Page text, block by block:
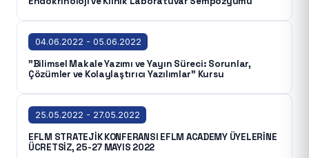
04.06.2022 - 05.06.2022
"Bilimsel Makale Yazımı ve Yayın Süreci: Sorunlar,
Çözümler ve Kolaylaştırıcı Yazılımlar" Kursu
25.05.2022 - 27.05.2022
EFLM STRATEJİK KONFERANSI EFLM ACADEMY ÜYELERİNE
ÜCRETSİZ, 25-27 MAYIS 2022